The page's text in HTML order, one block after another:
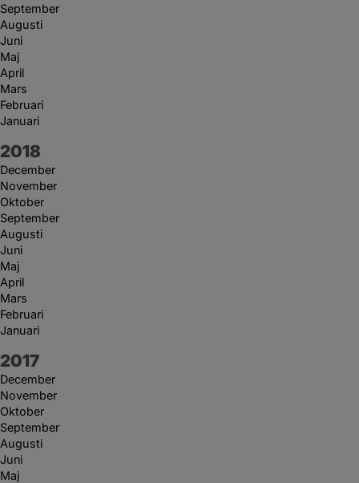
September
Augusti
Juni
Maj
April
Mars
Februari
Januari
År:
2018
December
November
Oktober
September
Augusti
Juni
Maj
April
Mars
Februari
Januari
År:
2017
December
November
Oktober
September
Augusti
Juni
Maj